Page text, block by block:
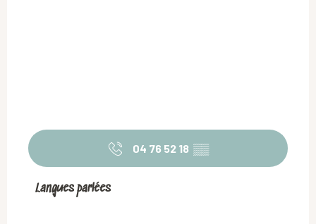
04 76 52 18 ▒▒
Langues parlées
Langues parlées